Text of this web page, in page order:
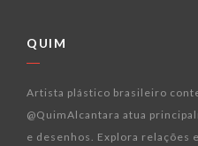
QUIM
Artista plástico brasileiro
@QuimAlcantara atua
e desenhos. Explora